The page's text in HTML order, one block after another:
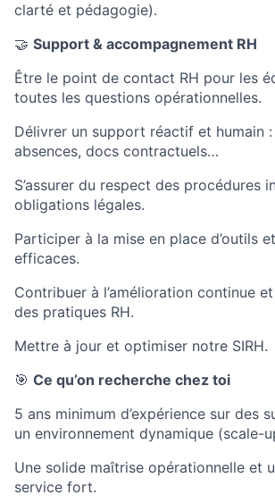
clarté et pédagogie).
🤝 Support & accompagnement RH
Être le point de contact RH pour les
toutes les questions opérationnelles.
Délivrer un support réactif et humain
absences, docs contractuels…
S’assurer du respect des procédures
obligations légales.
Participer à la mise en place d’outils
efficaces.
Contribuer à l’amélioration continue
des pratiques RH.
Mettre à jour et optimiser notre SIRH.
🎯 Ce qu’on recherche chez toi
5 ans minimum d’expérience sur des
un environnement dynamique (scale-
Une solide maîtrise opérationnelle et
service fort.